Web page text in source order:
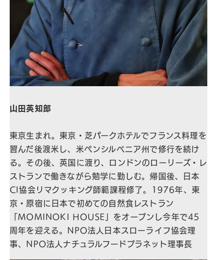
山田英知郎
東京生まれ。東京・芝パークホテルでフランス料理を
習んだ後渡米し、米ペンシルベニア州で修行を続け
る。その後、英国に渡り、ロンドンのローリーズ・レ
ストランで働きながら勉学に勤しむ。帰国後、日本
CI協会リマクッキング師範課程修了。1976年、東
京・原宿に日本で初めての自然食レストラン
「MOMINOKI HOUSE」をオープンし今年で45
周年を迎える。NPO法人日本スローライフ協会理
事、NPO法人ナチュラルフードプラネット理事長